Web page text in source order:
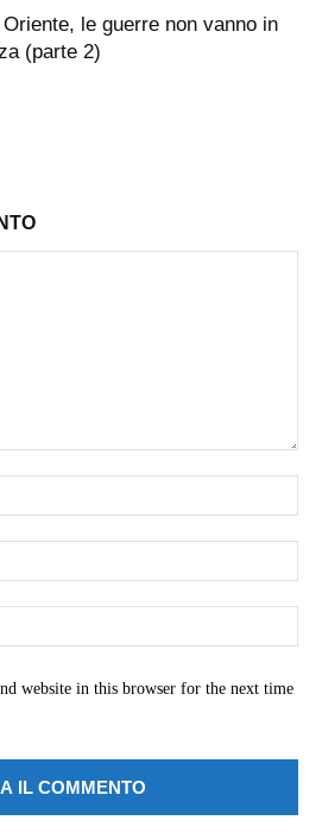
Oriente, le guerre non vanno in
(parte 2)
website in this browser for the next time